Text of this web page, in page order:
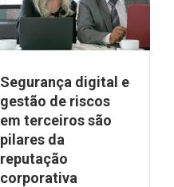
Segurança digital e
gestão de riscos
em terceiros são
pilares da
reputação
corporativa